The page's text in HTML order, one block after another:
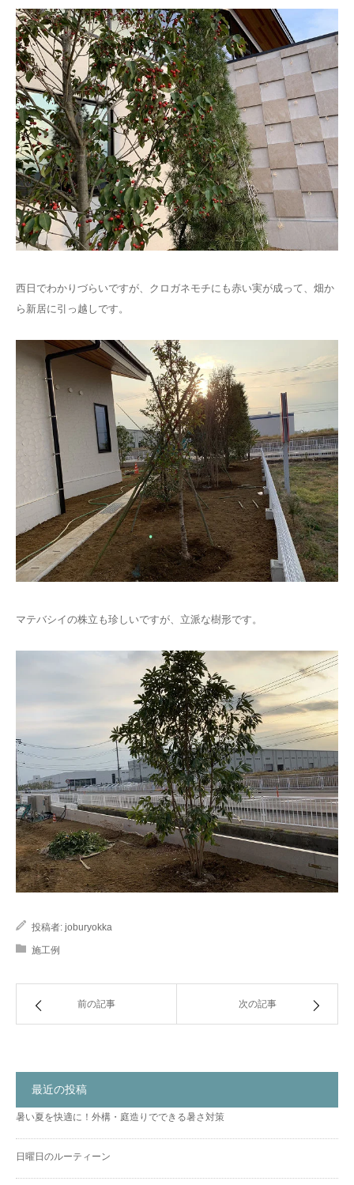
西日でわかりづらいですが、クロガネモチにも赤い実が成って、畑か
ら新居に引っ越しです。
マテバシイの株立も珍しいですが、立派な樹形です。
投稿者: joburyokka
施工例
前の記事 次の記事
最近の投稿
暑い夏を快適に！外構・庭造りでできる暑さ対策
日曜日のルーティーン